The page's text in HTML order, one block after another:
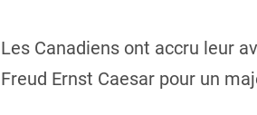
Les Canadiens ont accru leur
Freud Ernst Caesar pour un